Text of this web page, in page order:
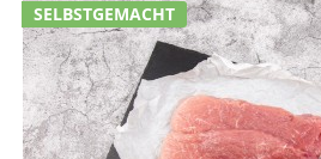
SELBSTGEMACHT